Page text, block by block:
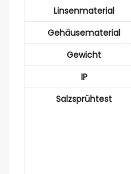
Linsenmaterial
Gehäusematerial
Gewicht
IP
Salzsprühtest